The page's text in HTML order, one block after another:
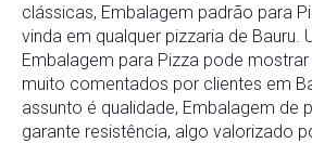
clássicas, Embalagem padrão para
vinda em qualquer pizzaria de Bauru.
Embalagem para Pizza pode
muito comentados por clientes em
assunto é qualidade, Embalagem de
garante resistência, algo valorizado